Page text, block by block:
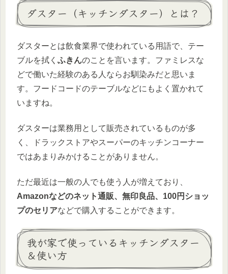
ダスター（キッチンダスター）とは？
ダスターとは飲食業界で使われている用語で、テー
ブルを拭く ふきんのことを言います。ファミレスな
どで働いた経験のある人ならお馴染みだと思いま
す。フードコードのテーブルなどにもよく置かれて
いますね。
ダスターは業務用として販売されているものが多
く、ドラックストアやスーパーのキッチンコーナー
ではあまりみかけることがありません。
ただ最近は一般の人でも使う人が増えており、
Amazonなどのネット通販、無印良品、100円ショッ
プのセリアなどで購入することができます。
我が家で使っているキッチンダスター
＆使い方